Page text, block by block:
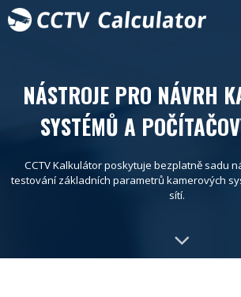
NÁSTROJE PRO NÁVRH
SYSTÉMŮ A
CCTV Kalkulátor poskytuje bezplatně sadu
testování základních parametrů kamerových
sítí.